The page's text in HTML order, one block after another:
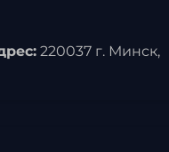
220037 г. Минск,